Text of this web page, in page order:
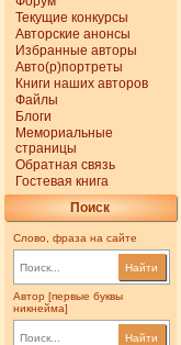
Текущие конкурсы
Авторские анонсы
Избранные авторы
Авто(р)портреты
Книги наших авторов
Файлы
Блоги
Мемориальные
страницы
Обратная связь
Гостевая книга
Поиск
Слово, фраза на сайте
Найти
Автор [первые буквы
никнейма]
Найти